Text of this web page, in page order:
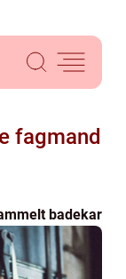
fagmand
badekar